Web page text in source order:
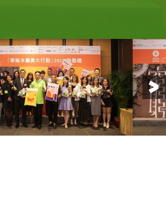
的「樂施米義賣大行動」。